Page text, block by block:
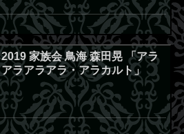
2019 家族会 鳥海 森田晃 「アラ
アラアラアラ・アラカルト」